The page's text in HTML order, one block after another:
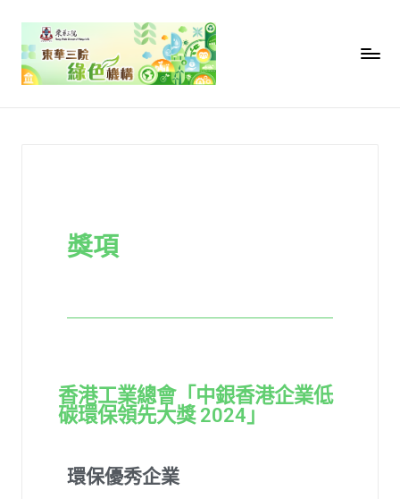
獎項
香港工業總會「中銀香港企業低
碳環保領先大獎 2024」
環保優秀企業